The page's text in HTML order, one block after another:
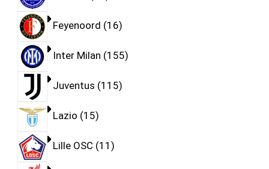
Feyenoord 16
Inter Milan 155
Juventus 115
Lazio 15
Lille OSC 11